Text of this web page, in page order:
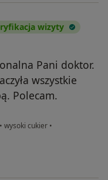
wizyty
Pani doktor.
wszystkie
Polecam.
• wysoki cukier •